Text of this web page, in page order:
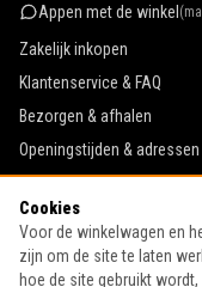
Appen met de winkel (
Zakelijk inkopen
Klantenservice & FAQ
Bezorgen & afhalen
Openingstijden & adressen
Werken bij De
Algemene voorwaarden
Privacy & cookies
Cookies
Voor de winkelwagen en
zijn om de site te laten
hoe de site gebruikt